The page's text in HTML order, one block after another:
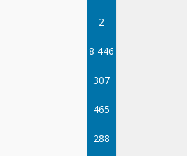
5
2
8 446
307
465
288